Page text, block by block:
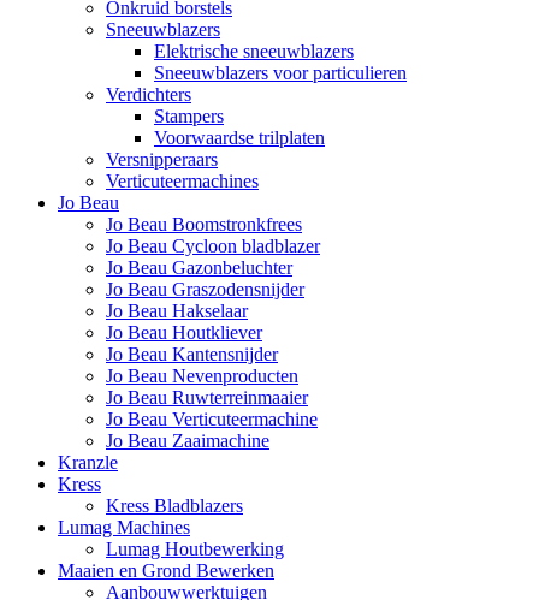
Onkruid borstels
Sneeuwblazers
Elektrische sneeuwblazers
Sneeuwblazers voor particulieren
Verdichters
Stampers
Voorwaardse trilplaten
Versnipperaars
Verticuteermachines
Jo Beau
Jo Beau Boomstronkfrees
Jo Beau Cycloon bladblazer
Jo Beau Gazonbeluchter
Jo Beau Graszodensnijder
Jo Beau Hakselaar
Jo Beau Houtkliever
Jo Beau Kantensnijder
Jo Beau Nevenproducten
Jo Beau Ruwterreinmaaier
Jo Beau Verticuteermachine
Jo Beau Zaaimachine
Kranzle
Kress
Kress Bladblazers
Lumag Machines
Lumag Houtbewerking
Maaien en Grond Bewerken
Aanbouwwerktuigen